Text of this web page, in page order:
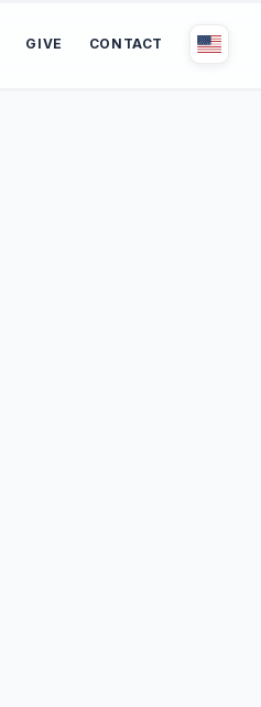
GIVE CONTACT